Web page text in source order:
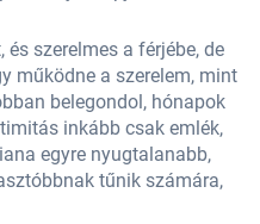
szerelmes a férjébe, de
működne a szerelem, mint
belegondol, hónapok
inkább csak emlék,
egyre nyugtalanabb,
tűnik számára,